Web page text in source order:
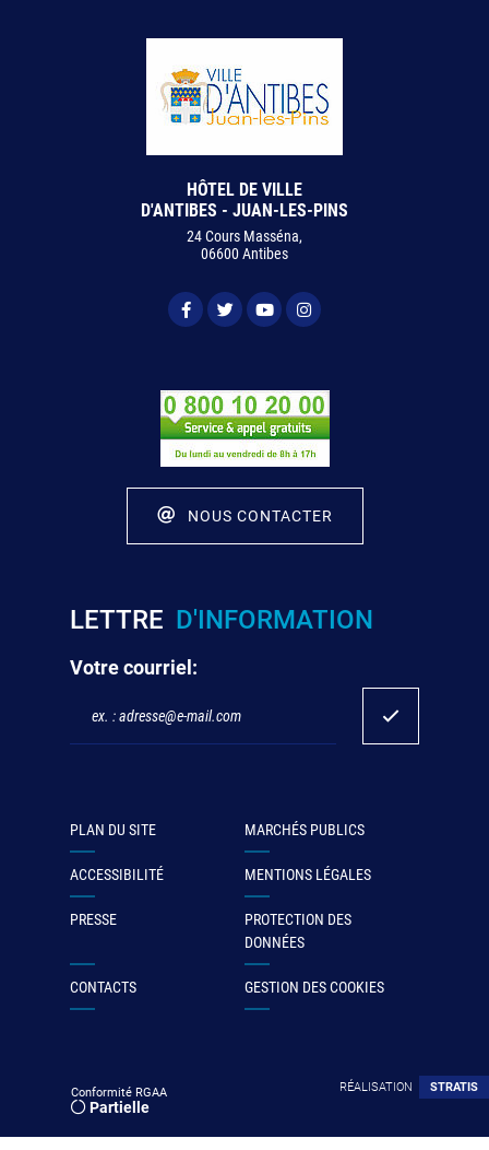
HÔTEL DE VILLE
D'ANTIBES - JUAN-LES-PINS
24 Cours Masséna,
06600 Antibes
NOUS CONTACTER
LETTRE D'INFORMATION
Votre courriel:
PLAN DU SITE MARCHÉS PUBLICS
ACCESSIBILITÉ MENTIONS LÉGALES
PRESSE
PROTECTION DES
DONNÉES
CONTACTS GESTION DES COOKIES
Conformité RGAA
Partielle
RÉALISATION STRATIS